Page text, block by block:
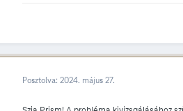
Posztolva: 2024. május 27.